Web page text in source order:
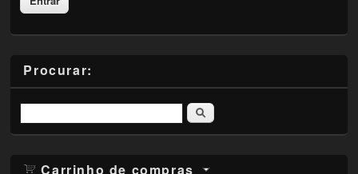
Procurar:
Pesquisar
Carrinho de compras